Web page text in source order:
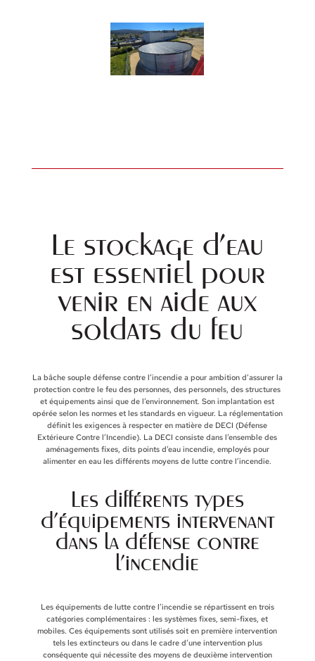
Le stockage d’eau
est essentiel pour
venir en aide aux
soldats du feu
La bâche souple défense contre l’incendie a pour ambition d’assurer la
protection contre le feu des personnes, des personnels, des structures
et équipements ainsi que de l’environnement. Son implantation est
opérée selon les normes et les standards en vigueur. La réglementation
définit les exigences à respecter en matière de DECI (Défense
Extérieure Contre l’Incendie). La DECI consiste dans l’ensemble des
aménagements fixes, dits points d’eau incendie, employés pour
alimenter en eau les différents moyens de lutte contre l’incendie.
Les différents types
d’équipements intervenant
dans la défense contre
l’incendie
Les équipements de lutte contre l’incendie se répartissent en trois
catégories complémentaires : les systèmes fixes, semi-fixes, et
mobiles. Ces équipements sont utilisés soit en première intervention
tels les extincteurs ou dans le cadre d’une intervention plus
conséquente qui nécessite des moyens de deuxième intervention